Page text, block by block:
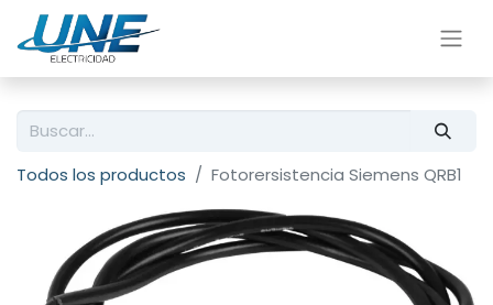
Todos los productos Fotorersistencia Siemens QRB1